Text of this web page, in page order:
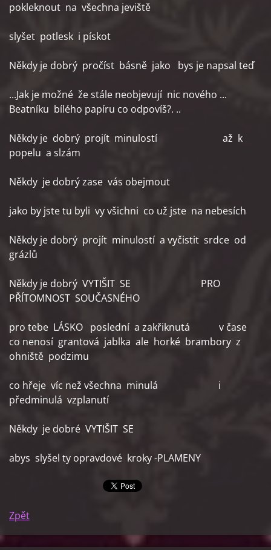
pokleknout na všechna jeviště
slyšet potlesk i pískot
Někdy je dobrý pročíst básně jako bys je napsal teď
...Jak je možné že stále neobjevují nic nového ...
Beatníku bílého papíru co odpovíš?. ..
Někdy je dobrý projít minulostí až k
popelu a slzám
Někdy je dobrý zase vás obejmout
jako by jste tu byli vy všichni co už jste na nebesích
Někdy je dobrý projít minulostí a vyčistit srdce od
grázlů
Někdy je dobrý VYTIŠIT SE PRO
PŘÍTOMNOST SOUČASNÉHO
pro tebe LÁSKO poslední a zakřiknutá v čase
co nenosí grantová jablka ale horké brambory z
ohniště podzimu
co hřeje víc než všechna minulá i
předminulá vzplanutí
Někdy je dobré VYTIŠIT SE
abys slyšel ty opravdové kroky -PLAMENY
Zpět